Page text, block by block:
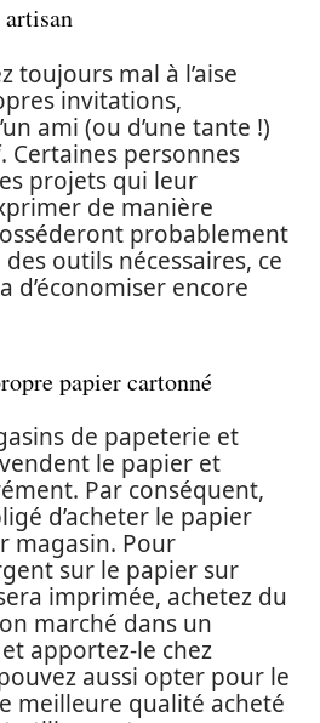
toujours mal à l’aise
invitations,
ami (ou d’une tante !)
Certaines personnes
projets qui leur
de manière
probablement
outils nécessaires, ce
d’économiser encore
papier cartonné
de papeterie et
le papier et
Par conséquent,
d’acheter le papier
magasin. Pour
sur le papier sur
imprimée, achetez du
marché dans un
apportez-le chez
aussi opter pour le
meilleure qualité acheté